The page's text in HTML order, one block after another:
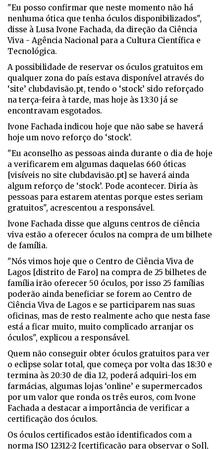
"Eu posso confirmar que neste momento não há
nenhuma ótica que tenha óculos disponibilizados",
disse à Lusa Ivone Fachada, da direção da Ciência
Viva - Agência Nacional para a Cultura Científica e
Tecnológica.
A possibilidade de reservar os óculos gratuitos em
qualquer zona do país estava disponível através do
‘site’ clubdavisão.pt, tendo o ‘stock’ sido reforçado
na terça-feira à tarde, mas hoje às 13:30 já se
encontravam esgotados.
Ivone Fachada indicou hoje que não sabe se haverá
hoje um novo reforço do ‘stock’.
"Eu aconselho as pessoas ainda durante o dia de hoje
a verificarem em algumas daquelas 660 óticas
[visíveis no site clubdavisão.pt] se haverá ainda
algum reforço de ‘stock’. Pode acontecer. Diria às
pessoas para estarem atentas porque estes seriam
gratuitos", acrescentou a responsável.
Ivone Fachada disse que alguns centros de ciência
viva estão a oferecer óculos na compra de um bilhete
de família.
"Nós vimos hoje que o Centro de Ciência Viva de
Lagos [distrito de Faro] na compra de 25 bilhetes de
família irão oferecer 50 óculos, por isso 25 famílias
poderão ainda beneficiar se forem ao Centro de
Ciência Viva de Lagos e se participarem nas suas
oficinas, mas de resto realmente acho que nesta fase
está a ficar muito, muito complicado arranjar os
óculos", explicou a responsável.
Quem não conseguir obter óculos gratuitos para ver
o eclipse solar total, que começa por volta das 18:30 e
termina às 20:30 de dia 12, poderá adquiri-los em
farmácias, algumas lojas ‘online’ e supermercados
por um valor que ronda os três euros, com Ivone
Fachada a destacar a importância de verificar a
certificação dos óculos.
Os óculos certificados estão identificados com a
norma ISO 12312-2 [certificação para observar o Sol],